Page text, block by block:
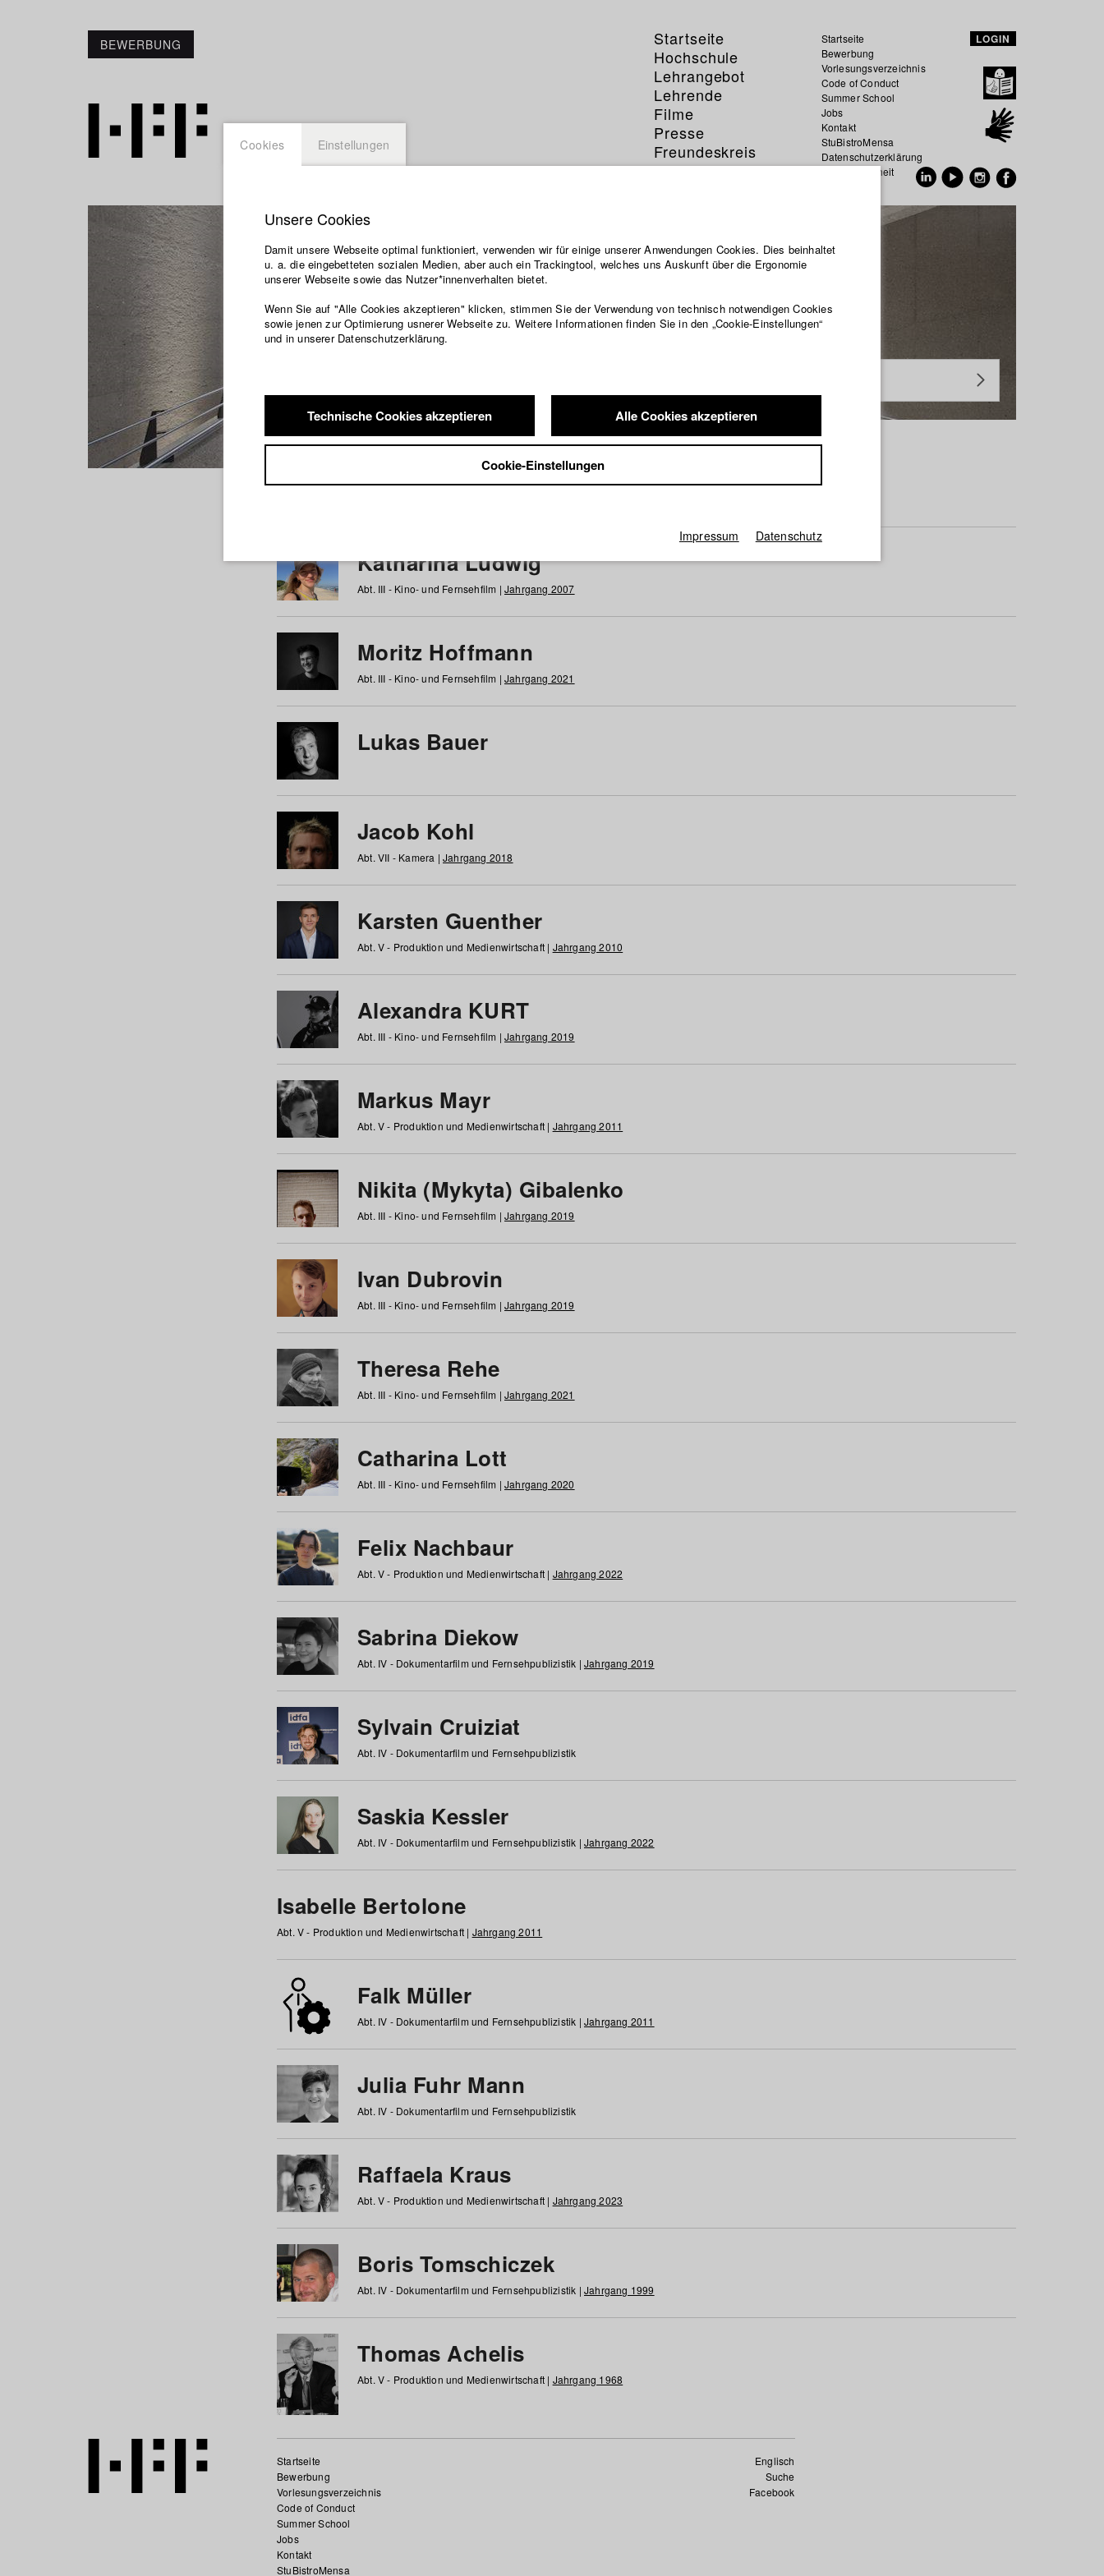
BEWERBUNG
Startseite
Hochschule
Lehrangebot
Lehrende
Filme
Presse
Freundeskreis
Service
Startseite
Bewerbung
Vorlesungsverzeichnis
Code of Conduct
Summer School
Jobs
Kontakt
StuBistroMensa
Datenschutzerklärung
Datensicherheit
LOGIN
Studierende / Alumni
a b c d e f g h i j k l m n o p q r s t u v w x y z Alle
Katharina Ludwig
Abt. III - Kino- und Fernsehfilm | Jahrgang 2007
Moritz Hoffmann
Abt. III - Kino- und Fernsehfilm | Jahrgang 2021
Lukas Bauer
Jacob Kohl
Abt. VII - Kamera | Jahrgang 2018
Karsten Guenther
Abt. V - Produktion und Medienwirtschaft | Jahrgang 2010
Alexandra KURT
Abt. III - Kino- und Fernsehfilm | Jahrgang 2019
Markus Mayr
Abt. V - Produktion und Medienwirtschaft | Jahrgang 2011
Nikita (Mykyta) Gibalenko
Abt. III - Kino- und Fernsehfilm | Jahrgang 2019
Ivan Dubrovin
Abt. III - Kino- und Fernsehfilm | Jahrgang 2019
Theresa Rehe
Abt. III - Kino- und Fernsehfilm | Jahrgang 2021
Catharina Lott
Abt. III - Kino- und Fernsehfilm | Jahrgang 2020
Felix Nachbaur
Abt. V - Produktion und Medienwirtschaft | Jahrgang 2022
Sabrina Diekow
Abt. IV - Dokumentarfilm und Fernsehpublizistik | Jahrgang 2019
Sylvain Cruiziat
Abt. IV - Dokumentarfilm und Fernsehpublizistik
Saskia Kessler
Abt. IV - Dokumentarfilm und Fernsehpublizistik | Jahrgang 2022
Isabelle Bertolone
Abt. V - Produktion und Medienwirtschaft | Jahrgang 2011
Falk Müller
Abt. IV - Dokumentarfilm und Fernsehpublizistik | Jahrgang 2011
Julia Fuhr Mann
Abt. IV - Dokumentarfilm und Fernsehpublizistik
Raffaela Kraus
Abt. V - Produktion und Medienwirtschaft | Jahrgang 2023
Boris Tomschiczek
Abt. IV - Dokumentarfilm und Fernsehpublizistik | Jahrgang 1999
Thomas Achelis
Abt. V - Produktion und Medienwirtschaft | Jahrgang 1968
Englisch
Suche
Facebook
Startseite
Bewerbung
Vorlesungsverzeichnis
Code of Conduct
Summer School
Jobs
Kontakt
StuBistroMensa
Cookies Einstellungen
Unsere Cookies
Damit unsere Webseite optimal funktioniert, verwenden wir für einige unserer Anwendungen Cookies. Dies beinhaltet
u. a. die eingebetteten sozialen Medien, aber auch ein Trackingtool, welches uns Auskunft über die Ergonomie
unserer Webseite sowie das Nutzer*innenverhalten bietet.
Wenn Sie auf "Alle Cookies akzeptieren" klicken, stimmen Sie der Verwendung von technisch notwendigen Cookies
sowie jenen zur Optimierung usnerer Webseite zu. Weitere Informationen finden Sie in den „Cookie-Einstellungen“
und in unserer Datenschutzerklärung.
Technische Cookies akzeptieren Alle Cookies akzeptieren
Cookie-Einstellungen
Impressum Datenschutz